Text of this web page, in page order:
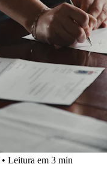
• Leitura em 3 min